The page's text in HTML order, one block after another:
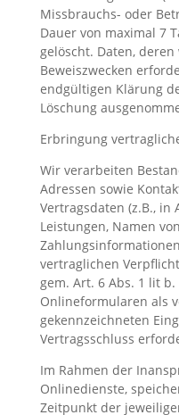
Missbrauchs- oder
Dauer von maximal 7
gelöscht. Daten,
Beweiszwecken
endgültigen Klärung
Löschung
Erbringung
Wir verarbeiten
Adressen sowie
Vertragsdaten (z.B., in
Leistungen, Namen
vertraglichen
gem. Art. 6 Abs. 1 lit b.
Onlineformularen als
gekennzeichneten
Vertragsschluss
Im Rahmen der
Onlinedienste,
Zeitpunkt der